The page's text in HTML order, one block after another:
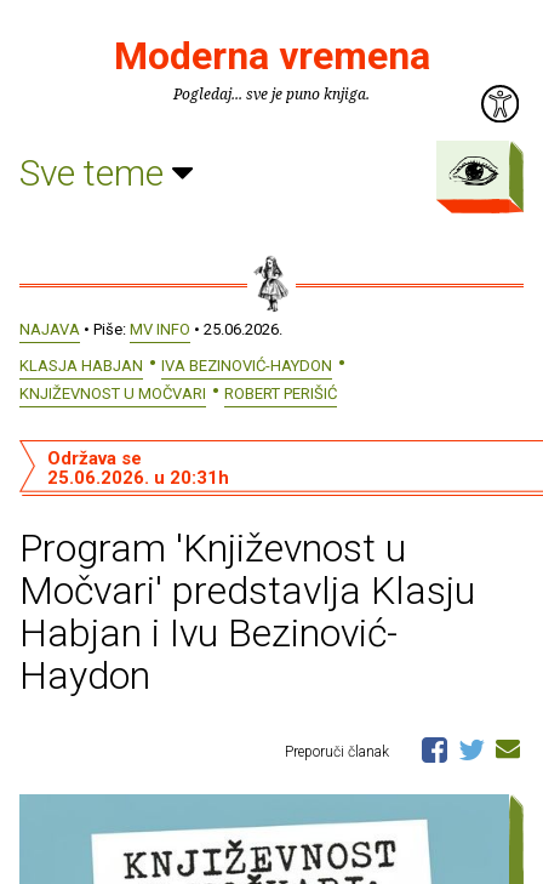
Moderna vremena
Pogledaj... sve je puno knjiga.
Sve teme
NAJAVA • Piše: MV INFO • 25.06.2026.
KLASJA HABJAN
IVA BEZINOVIĆ-HAYDON
KNJIŽEVNOST U MOČVARI
ROBERT PERIŠIĆ
Program 'Književnost u
Močvari' predstavlja Klasju
Habjan i Ivu Bezinović-
Haydon
Održava se
25.06.2026. u 20:31h
Preporuči članak